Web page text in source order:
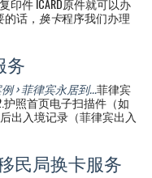
印件 ICARD原件就可以办
话， 换卡程序我们办理
务
例 › 菲律宾永居到...菲律宾
护照首页电子扫描件（如
出入境记录（菲律宾出入
民局换卡服务